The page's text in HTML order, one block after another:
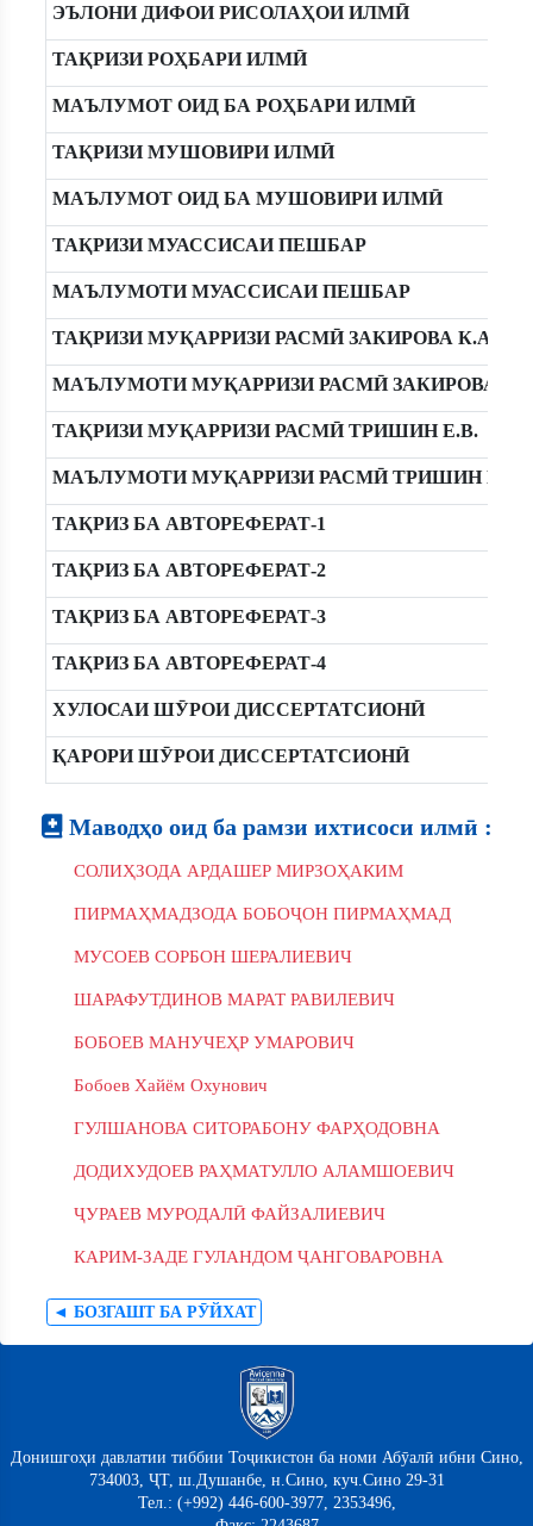
ЭЪЛОНИ ДИФОИ РИСОЛАҲОИ ИЛМӢ
ТАҚРИЗИ РОҲБАРИ ИЛМӢ
МАЪЛУМОТ ОИД БА РОҲБАРИ ИЛМӢ
ТАҚРИЗИ МУШОВИРИ ИЛМӢ
МАЪЛУМОТ ОИД БА МУШОВИРИ ИЛМӢ
ТАҚРИЗИ МУАССИСАИ ПЕШБАР
МАЪЛУМОТИ МУАССИСАИ ПЕШБАР
ТАҚРИЗИ МУҚАРРИЗИ РАСМӢ ЗАКИРОВА К.А.
МАЪЛУМОТИ МУҚАРРИЗИ РАСМӢ ЗАКИРОВА
ТАҚРИЗИ МУҚАРРИЗИ РАСМӢ ТРИШИН Е.В.
МАЪЛУМОТИ МУҚАРРИЗИ РАСМӢ ТРИШИН Е.В.
ТАҚРИЗ БА АВТОРЕФЕРАТ-1
ТАҚРИЗ БА АВТОРЕФЕРАТ-2
ТАҚРИЗ БА АВТОРЕФЕРАТ-3
ТАҚРИЗ БА АВТОРЕФЕРАТ-4
ХУЛОСАИ ШӮРОИ ДИССЕРТАТСИОНӢ
ҚАРОРИ ШӮРОИ ДИССЕРТАТСИОНӢ
Маводҳо оид ба рамзи ихтисоси илмӣ :
СОЛИҲЗОДА АРДАШЕР МИРЗОҲАКИМ
ПИРМАҲМАДЗОДА БОБОҶОН ПИРМАҲМАД
МУСОЕВ СОРБОН ШЕРАЛИЕВИЧ
ШАРАФУТДИНОВ МАРАТ РАВИЛЕВИЧ
БОБОЕВ МАНУЧЕҲР УМАРОВИЧ
Бобоев Хайём Охунович
ГУЛШАНОВА СИТОРАБОНУ ФАРҲОДОВНА
ДОДИХУДОЕВ РАҲМАТУЛЛО АЛАМШОЕВИЧ
ҶУРАЕВ МУРОДАЛӢ ФАЙЗАЛИЕВИЧ
КАРИМ-ЗАДЕ ГУЛАНДОМ ҶАНГОВАРОВНА
◄ БОЗГАШТ БА РӮЙХАТ
Донишгоҳи давлатии тиббии Тоҷикистон ба номи Абӯалӣ ибни Сино,
734003, ҶТ, ш.Душанбе, н.Сино, куч.Сино 29-31
Тел.: (+992) 446-600-3977, 2353496,